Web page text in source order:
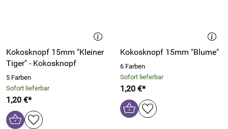
Kokosknopf 15mm "Kleiner
Tiger" - Kokosknopf
5 Farben
Sofort lieferbar
1,20 €*
Kokosknopf 15mm "Blume"
6 Farben
Sofort lieferbar
1,20 €*